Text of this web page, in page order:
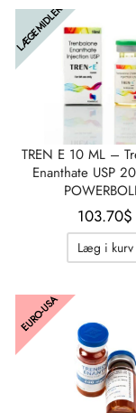
LÆGEMIDLER
TREN E 10 ML –
Enanthate USP
103.70$
Læg i kurv
EURO-USA